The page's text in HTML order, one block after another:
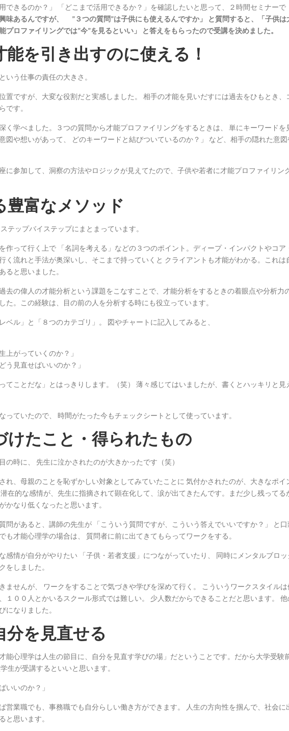
できるのか？」 「どこまで活用できるか？」を確認したいと思って、２時間セミナーで
味あるんですが、 ”３つの質問”は子供にも使えるんですか」 と質問すると、「子供は
プロファイリングでは”今”を見るといい」 と答えをもらったので受講を決めました。
を引き出すのに使える！
いう仕事の責任の大きさ。
置ですが、大変な役割だと実感しました。 相手の才能を見いだすには過去をひもとき、
です。
く学べました。３つの質問から才能プロファイリングをするときは、 単にキーワードを
図や想いがあって、 どのキーワードと結びついているのか？」 など、相手の隠れた意図
に参加して、洞察の方法やロジックが見えてたので、子供や若者に才能プロファイリン
豊富なメソッド
テップバイステップにまとまっています。
作って行く上で 「名詞を考える」などの３つのポイント。ディープ・インパクトやコア
く流れと手法が奥深いし、そこまで持っていくと クライアントも才能がわかる。これは
ると思いました。
去の偉人の才能分析という課題をこなすことで、才能分析をするときの着眼点や分析力
た。この経験は、目の前の人を分析する時にも役立っています。
ベル」と「８つのカテゴリ」。 図やチャートに記入してみると、
上がっていくのか？」
う見直せばいいのか？」
てことだな」とはっきりします。（笑） 薄々感じてはいましたが、書くとハッキリと見
っていたので、 時間がたった今もチェックシートとして使っています。
けたこと・得られたもの
の時に、 先生に泣かされたのが大きかったです（笑）
れ、母親のことを恥ずかしい対象としてみていたことに 気付かされたのが、大きなポイ
在的な感情が、先生に指摘されて顕在化して、涙が出てきたんです。まだ少し残ってる
かなり低くなったと思います。
問があると、講師の先生が 「こういう質問ですが、こういう答えでいいですか？」 と口
も才能心理学の場合は、 質問者に前に出てきてもらってワークをする。
感情が自分がやりたい 「子供・若者支援」につながっていたり、 同時にメンタルブロッ
をしました。
ませんが、 ワークをすることで気づきや学びを深めて行く。 こういうワークスタイルは
１００人とかいるスクール形式では難しい。 少人数だからできることだと思います。 他
になりました。
分を見直せる
能心理学は人生の節目に、自分を見直す学びの場」だということです。だから大学受験
生が受講するといいと思います。
いいのか？」
営業職でも、事務職でも自分らしい働き方ができます。 人生の方向性を掴んで、社会に
と思います。